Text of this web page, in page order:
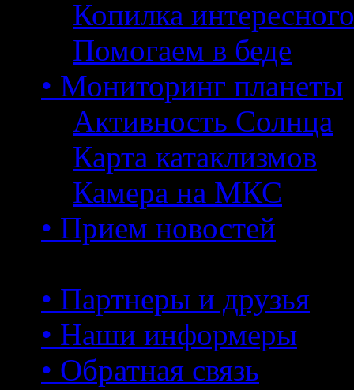
Копилка интересного
Помогаем в беде
• Мониторинг планеты
Активность Солнца
Карта катаклизмов
Камера на МКС
• Прием новостей
• Партнеры и друзья
• Наши информеры
• Обратная связь